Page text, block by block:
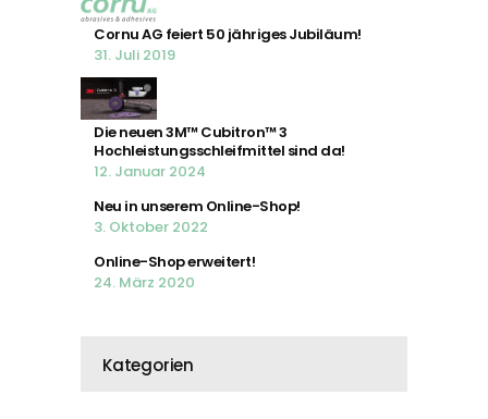
Cornu AG feiert 50 jähriges Jubiläum!
31. Juli 2019
Die neuen 3M™ Cubitron™ 3
Hochleistungsschleifmittel sind da!
12. Januar 2024
Neu in unserem Online-Shop!
3. Oktober 2022
Online-Shop erweitert!
24. März 2020
Kategorien